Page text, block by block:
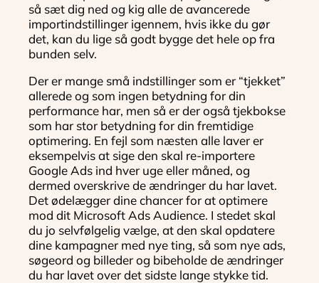
så sæt dig ned og kig alle de avancerede
importindstillinger igennem, hvis ikke du gør
det, kan du lige så godt bygge det hele op fra
bunden selv.
Der er mange små indstillinger som er “tjekket”
allerede og som ingen betydning for din
performance har, men så er der også tjekbokse
som har stor betydning for din fremtidige
optimering. En fejl som næsten alle laver er
eksempelvis at sige den skal re-importere
Google Ads ind hver uge eller måned, og
dermed overskrive de ændringer du har lavet.
Det ødelægger dine chancer for at optimere
mod dit Microsoft Ads Audience. I stedet skal
du jo selvfølgelig vælge, at den skal opdatere
dine kampagner med nye ting, så som nye ads,
søgeord og billeder og bibeholde de ændringer
du har lavet over det sidste lange stykke tid.